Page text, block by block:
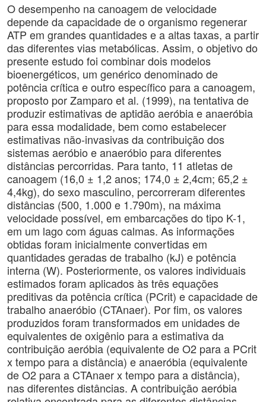
O desempenho na canoagem de velocidade
depende da capacidade de o organismo regenerar
ATP em grandes quantidades e a altas taxas, a partir
das diferentes vias metabólicas. Assim, o objetivo do
presente estudo foi combinar dois modelos
bioenergéticos, um genérico denominado de
potência crítica e outro específico para a canoagem,
proposto por Zamparo et al. (1999), na tentativa de
produzir estimativas de aptidão aeróbia e anaeróbia
para essa modalidade, bem como estabelecer
estimativas não-invasivas da contribuição dos
sistemas aeróbio e anaeróbio para diferentes
distâncias percorridas. Para tanto, 11 atletas de
canoagem (16,0 ± 1,2 anos; 174,0 ± 2,4cm; 65,2 ±
4,4kg), do sexo masculino, percorreram diferentes
distâncias (500, 1.000 e 1.790m), na máxima
velocidade possível, em embarcações do tipo K-1,
em um lago com águas calmas. As informações
obtidas foram inicialmente convertidas em
quantidades geradas de trabalho (kJ) e potência
interna (W). Posteriormente, os valores individuais
estimados foram aplicados às três equações
preditivas da potência crítica (PCrit) e capacidade de
trabalho anaeróbio (CTAnaer). Por fim, os valores
produzidos foram transformados em unidades de
equivalentes de oxigênio para a estimativa da
contribuição aeróbia (equivalente de O2 para a PCrit
x tempo para a distância) e anaeróbia (equivalente
de O2 para a CTAnaer x tempo para a distância),
nas diferentes distâncias. A contribuição aeróbia